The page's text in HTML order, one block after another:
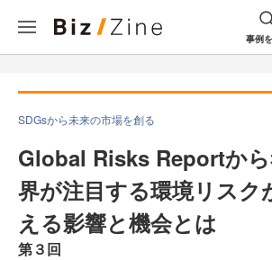
事例
SDGsから未来の市場を創る
Global Risks Reportか
界が注目する環境リスク
える影響と機会とは
第３回